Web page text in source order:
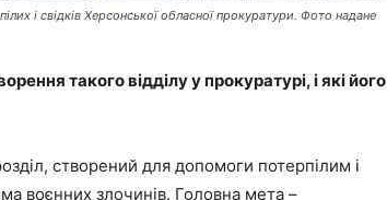
і свідків Херсонської обласної прокуратури. Фото надане
такого відділу у прокуратурі, і які його
створений для допомоги потерпілим і
воєнних злочинів. Головна мета –